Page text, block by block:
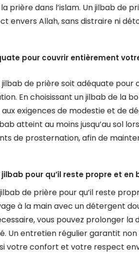
prière dans l’islam. Un jilbab de
Allah, sans distraire ni
pour couvrir entièrement
de prière soit adéquate
En choisissant un jilbab de la
exigences de modestie et de
atteint au moins jusqu’au sol
de prosternation, afin de
pour qu’il reste propre et en
de prière pour qu’il reste
à la main avec un détergent
vous pouvez prolonger la
Un entretien régulier garantit
votre confort et votre respect